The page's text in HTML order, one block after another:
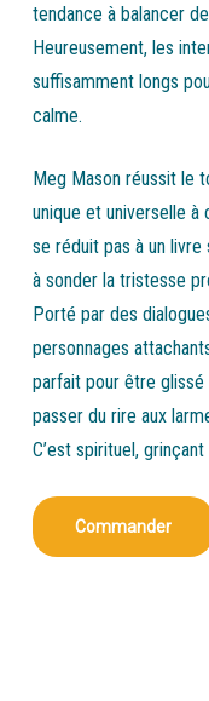
tendance à balancer
Heureusement, les
suffisamment longs
calme.
Meg Mason réussit le
unique et universelle
se réduit pas à un livre
à sonder la tristesse
Porté par des
personnages
parfait pour être
passer du rire aux
C’est spirituel,
Commander